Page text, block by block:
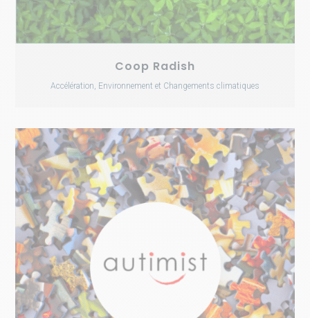
Coop Radish
Accélération, Environnement et Changements climatiques